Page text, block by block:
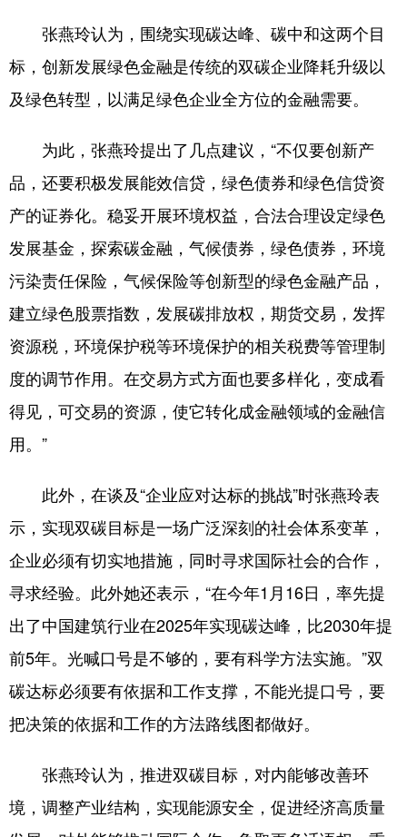
山东 河南 湖北 湖南
广东 广西 海南 重庆
四川 贵州 云南 西藏
陕西 甘肃 青海 宁夏
新疆 内蒙古 黑龙江
多语种频道
English Español Français عربى
Deutsch Português
张燕玲认为，围绕实现碳达峰、碳中和这两个目
标，创新发展绿色金融是传统的双碳企业降耗升级以
及绿色转型，以满足绿色企业全方位的金融需要。
为此，张燕玲提出了几点建议，“不仅要创新产
品，还要积极发展能效信贷，绿色债券和绿色信贷资
产的证券化。稳妥开展环境权益，合法合理设定绿色
发展基金，探索碳金融，气候债券，绿色债券，环境
污染责任保险，气候保险等创新型的绿色金融产品，
建立绿色股票指数，发展碳排放权，期货交易，发挥
资源税，环境保护税等环境保护的相关税费等管理制
度的调节作用。在交易方式方面也要多样化，变成看
得见，可交易的资源，使它转化成金融领域的金融信
用。”
此外，在谈及“企业应对达标的挑战”时张燕玲表
示，实现双碳目标是一场广泛深刻的社会体系变革，
企业必须有切实地措施，同时寻求国际社会的合作，
寻求经验。此外她还表示，“在今年1月16日，率先提
出了中国建筑行业在2025年实现碳达峰，比2030年提
前5年。光喊口号是不够的，要有科学方法实施。”双
碳达标必须要有依据和工作支撑，不能光提口号，要
把决策的依据和工作的方法路线图都做好。
张燕玲认为，推进双碳目标，对内能够改善环
境，调整产业结构，实现能源安全，促进经济高质量